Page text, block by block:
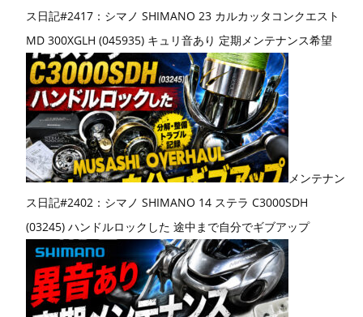
ス日記#2417：シマノ SHIMANO 23 カルカッタコンクエスト
MD 300XGLH (045935) キュリ音あり 定期メンテナンス希望
メンテナン
ス日記#2402：シマノ SHIMANO 14 ステラ C3000SDH
(03245) ハンドルロックした 途中まで自分でギブアップ